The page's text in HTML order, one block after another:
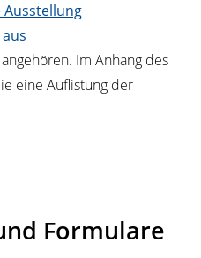
angehören. Im Anhang des
eine Auflistung der
Formulare